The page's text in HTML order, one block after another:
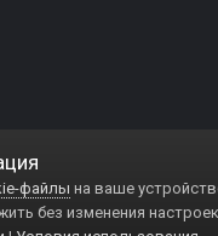
файлы на ваше
без изменения